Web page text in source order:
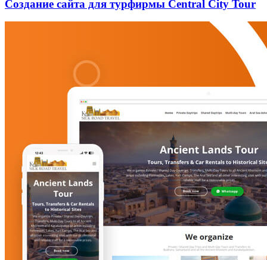
Создание сайта для турфирмы Central City Tour